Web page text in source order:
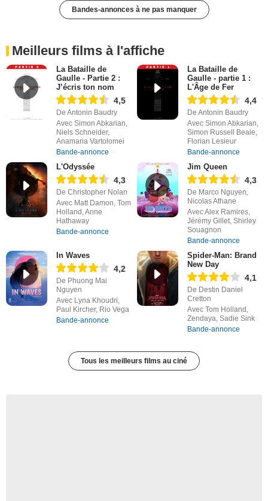
Bandes-annonces à ne pas manquer
Meilleurs films à l'affiche
La Bataille de
Gaulle - Partie 2 :
J’écris ton nom
4,5
De Antonin Baudry
Avec Simon Abkarian,
Niels Schneider,
Anamaria Vartolomei
Bande-annonce
La Bataille de
Gaulle - partie 1 :
L'Âge de Fer
4,4
De Antonin Baudry
Avec Simon Abkarian,
Simon Russell Beale,
Florian Lesieur
Bande-annonce
L'Odyssée
4,3
De Christopher Nolan
Avec Matt Damon, Tom
Holland, Anne
Hathaway
Bande-annonce
Jim Queen
4,3
De Marco Nguyen,
Nicolas Athane
Avec Alex Ramires,
Jérémy Gillet, Shirley
Souagnon
Bande-annonce
In Waves
4,2
De Phuong Mai
Nguyen
Avec Lyna Khoudri,
Paul Kircher, Rio Vega
Bande-annonce
Spider-Man: Brand
New Day
4,1
De Destin Daniel
Cretton
Avec Tom Holland,
Zendaya, Sadie Sink
Bande-annonce
Tous les meilleurs films au ciné